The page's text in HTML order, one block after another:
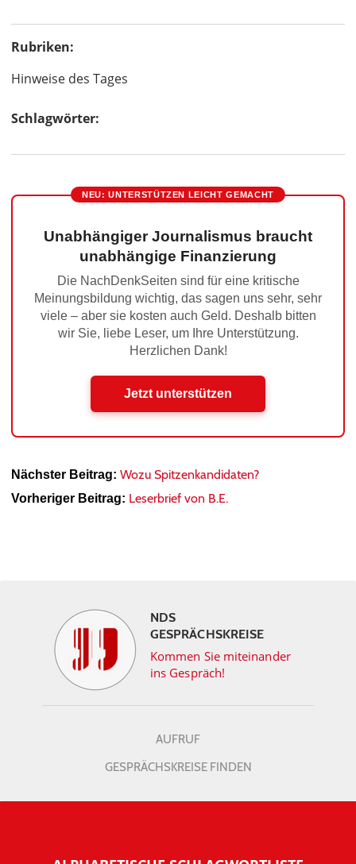
Rubriken:
Hinweise des Tages
Schlagwörter:
NEU: UNTERSTÜTZEN LEICHT GEMACHT
Unabhängiger Journalismus braucht
unabhängige Finanzierung
Die NachDenkSeiten sind für eine kritische
Meinungsbildung wichtig, das sagen uns sehr, sehr
viele – aber sie kosten auch Geld. Deshalb bitten
wir Sie, liebe Leser, um Ihre Unterstützung.
Herzlichen Dank!
Jetzt unterstützen
Nächster Beitrag: Wozu Spitzenkandidaten?
Vorheriger Beitrag: Leserbrief von B.E.
NDS
GESPRÄCHSKREISE
Kommen Sie miteinander
ins Gespräch!
AUFRUF
GESPRÄCHSKREISE FINDEN